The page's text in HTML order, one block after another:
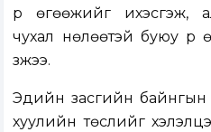
үр өгөөжийг ихэсгэж,
чухал нөлөөтэй буюу үр
үзжээ.
Эдийн засгийн байнгын
хуулийн төслийг